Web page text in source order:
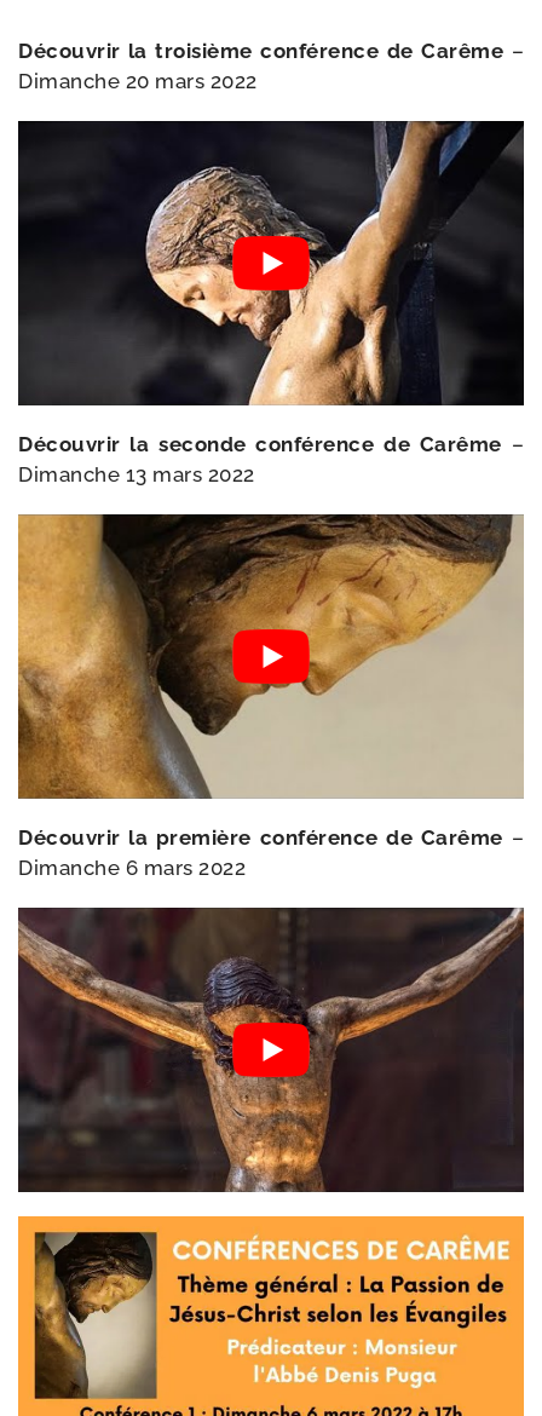
Découvrir la troi­sième confé­rence de Carême –
Dimanche 20 mars 2022
Découvrir la seconde confé­rence de Carême –
Dimanche 13 mars 2022
Découvrir la pre­mière confé­rence de Carême –
Dimanche 6 mars 2022